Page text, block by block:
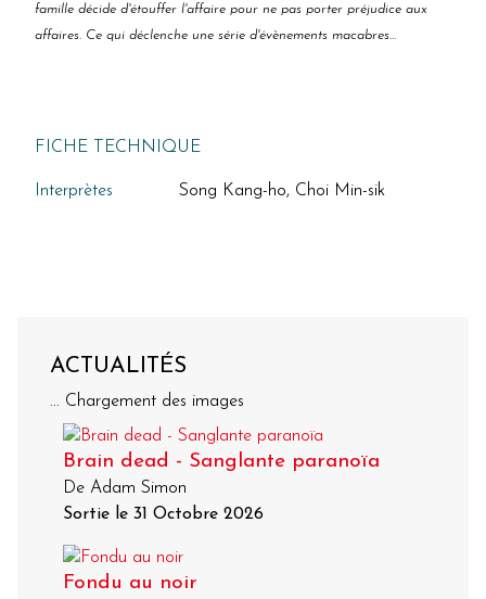
famille décide d'étouffer l'affaire pour ne pas porter préjudice aux
affaires. Ce qui déclenche une série d'évènements macabres...
FICHE TECHNIQUE
Interprètes Song Kang-ho, Choi Min-sik
ACTUALITÉS
... Chargement des images
Brain dead - Sanglante paranoïa
De Adam Simon
Sortie le 31 Octobre 2026
Fondu au noir